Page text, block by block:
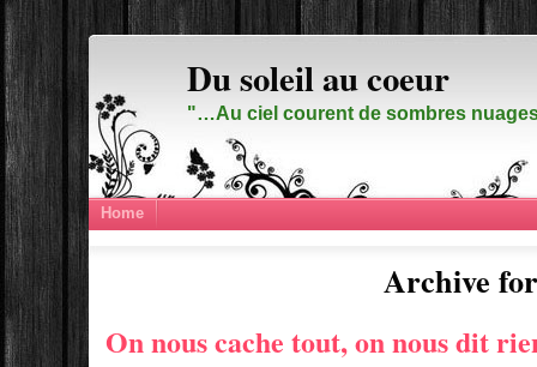
Du soleil au coeur
"…Au ciel courent de sombres
Home
Archive
On nous cache tout, on nous dit